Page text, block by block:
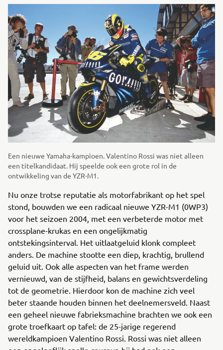
Een nieuwe Yamaha-kampioen. Valentino Rossi was niet alleen
een titelkandidaat. Hij speelde ook een grote rol in de
ontwikkeling van de YZR-M1.
Nu onze trotse reputatie als motorfabrikant op het spel
stond, bouwden we een radicaal nieuwe YZR-M1 (0WP3)
voor het seizoen 2004, met een verbeterde motor met
crossplane-krukas en een ongelijkmatig
ontstekingsinterval. Het uitlaatgeluid klonk compleet
anders. De machine stootte een diep, krachtig, brullend
geluid uit. Ook alle aspecten van het frame werden
vernieuwd, van de stijfheid, balans en gewichtsverdeling
tot de geometrie. Hierdoor kon de machine zich veel
beter staande houden binnen het deelnemersveld. Naast
een geheel nieuwe fabrieksmachine brachten we ook een
grote troefkaart op tafel: de 25-jarige regerend
wereldkampioen Valentino Rossi. Rossi was niet alleen